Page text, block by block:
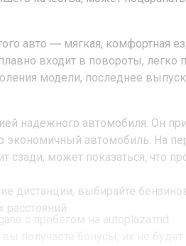
авто ― мягкая, комфортная
входит в повороты, легко
модели, последнее
надежного автомобиля. Он
автомобиль. На
сзади, может показаться, что
дистанции, выбирайте
с пробегом на autoplaza.md